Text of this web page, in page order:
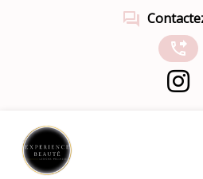
forum
phone_forwarded